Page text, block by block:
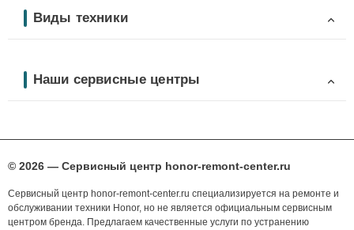
Виды техники
Наши сервисные центры
© 2026 — Сервисный центр honor-remont-center.ru
Сервисный центр honor-remont-center.ru специализируется на ремонте и
обслуживании техники Honor, но не является официальным сервисным
центром бренда. Предлагаем качественные услуги по устранению